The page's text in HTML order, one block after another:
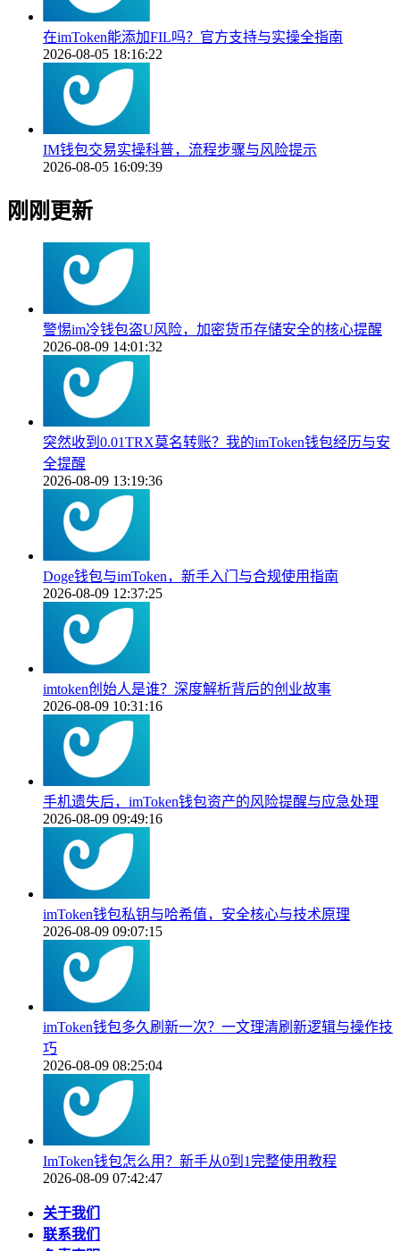
在imToken能添加FIL吗？官方支持与实操全指南
2026-08-05 18:16:22
IM钱包交易实操科普，流程步骤与风险提示
2026-08-05 16:09:39
刚刚更新
警惕im冷钱包盗U风险，加密货币存储安全的核心提醒
2026-08-09 14:01:32
突然收到0.01TRX莫名转账？我的imToken钱包经历与安
全提醒
2026-08-09 13:19:36
Doge钱包与imToken，新手入门与合规使用指南
2026-08-09 12:37:25
imtoken创始人是谁？深度解析背后的创业故事
2026-08-09 10:31:16
手机遗失后，imToken钱包资产的风险提醒与应急处理
2026-08-09 09:49:16
imToken钱包私钥与哈希值，安全核心与技术原理
2026-08-09 09:07:15
imToken钱包多久刷新一次？一文理清刷新逻辑与操作技
巧
2026-08-09 08:25:04
ImToken钱包怎么用？新手从0到1完整使用教程
2026-08-09 07:42:47
关于我们
联系我们